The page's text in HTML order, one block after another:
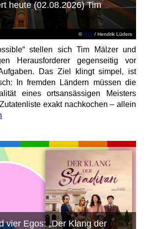
©RTL / Hendrik Lüders
heute (02.08.2026) Tim
stellen sich Tim Mälzer und
Herausforderer gegenseitig vor
Das Ziel klingt simpel, ist
In fremden Ländern müssen die
eines ortsansässigen Meisters
exakt nachkochen – allein
vier Egos: „Der Klang der